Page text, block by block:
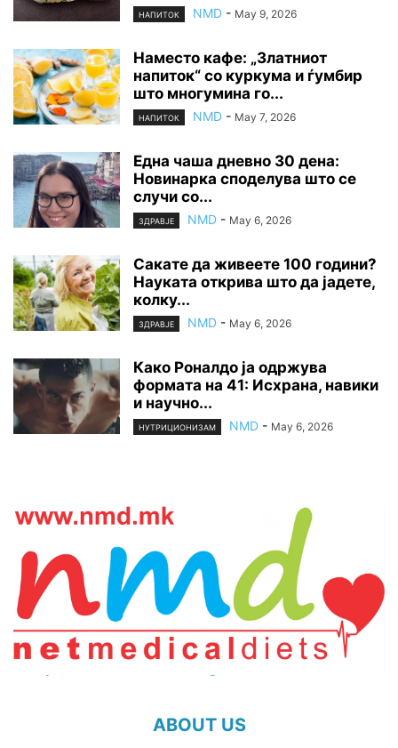
НАПИТОК NMD - May 9, 2026
Наместо кафе: „Златниот
напиток“ со куркума и ѓумбир
што многумина го...
НАПИТОК NMD - May 7, 2026
Една чаша дневно 30 дена:
Новинарка споделува што се
случи со...
ЗДРАВЈЕ NMD - May 6, 2026
Сакате да живеете 100 години?
Науката открива што да јадете,
колку...
ЗДРАВЈЕ NMD - May 6, 2026
Како Роналдо ја одржува
формата на 41: Исхрана, навики
и научно...
НУТРИЦИОНИЗАМ NMD - May 6, 2026
ABOUT US